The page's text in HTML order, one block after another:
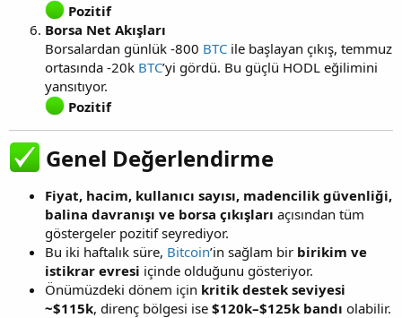
Pozitif
Borsa Net Akışları
Borsalardan günlük -800 BTC ile başlayan çıkış, temmuz
ortasında -20k BTC’yi gördü. Bu güçlü HODL eğilimini
yansıtıyor.
Pozitif
Genel Değerlendirme​
Fiyat, hacim, kullanıcı sayısı, madencilik güvenliği,
balina davranışı ve borsa çıkışları açısından tüm
göstergeler pozitif seyrediyor.
Bu iki haftalık süre, Bitcoin’in sağlam bir birikim ve
istikrar evresi içinde olduğunu gösteriyor.
Önümüzdeki dönem için kritik destek seviyesi
~$115k, direnç bölgesi ise $120k–$125k bandı olabilir.